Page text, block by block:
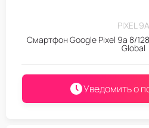
PIXEL 9A
Смартфон Google Pixel 9a 8/
Global
Уведомить о